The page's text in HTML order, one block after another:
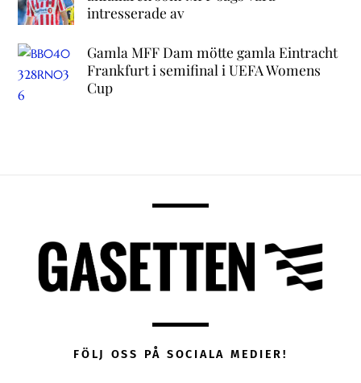
intresserade av
Gamla MFF Dam mötte gamla Eintracht
Frankfurt i semifinal i UEFA Womens
Cup
FÖLJ OSS PÅ SOCIALA MEDIER!